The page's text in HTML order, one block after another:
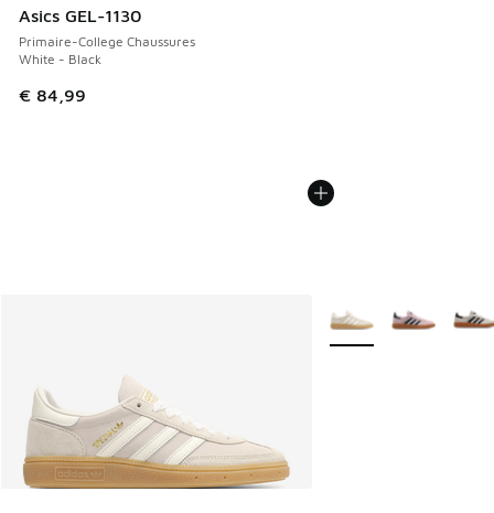
Asics GEL-1130
Primaire-College Chaussures
White - Black
€ 84,99
Plus de couleurs